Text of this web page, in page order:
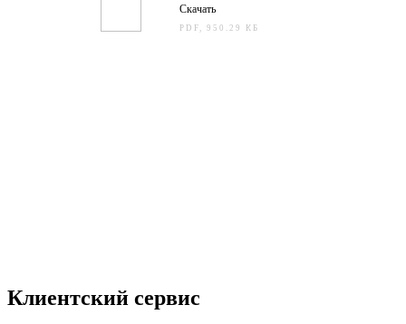
Скачать
PDF, 950.29 КБ
Клиентский сервис